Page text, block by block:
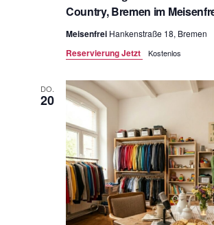
Country, Bremen im
Meisenfrei Hankenstraße 18, Bremen
Reservierung Jetzt Kostenlos
DO.
20